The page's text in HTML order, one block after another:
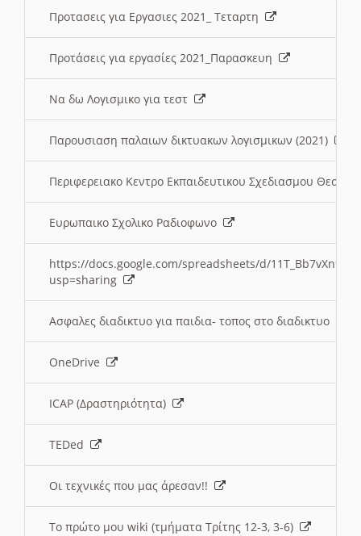
Προτασεις για Εργασιες 2021_ Τεταρτη
Προτάσεις για εργασίες 2021_Παρασκευη
Να δω Λογισμικο για τεστ
Παρουσιαση παλαιων δικτυακων λογισμικων (2021)
Περιφερειακο Κεντρο Εκπαιδευτικου Σχεδιασμου
Ευρωπαικο Σχολικο Ραδιοφωνο
https://docs.google.com/spreadsheets/d/
usp=sharing
Ασφαλες διαδικτυο για παιδια- τοπος στο διαδικτυο
OneDrive
ICAP (Δραστηριότητα)
TEDed
Οι τεχνικές που μας άρεσαν!!
Το πρώτο μου wiki (τμήματα Τρίτης 12-3, 3-6)